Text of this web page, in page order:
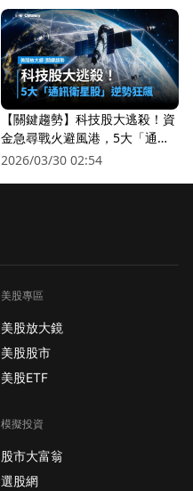
【關鍵趨勢】科技股大逃殺！資
金急尋戰火避風港，5大「通訊
衛星股」逆勢狂飆
2026/03/30 02:54
美股專區
美股放大鏡
美股股市
美股ETF
模擬投資
股市大富翁
選股網